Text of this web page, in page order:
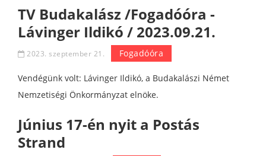
TV Budakalász /Fogadóóra -
Lávinger Ildikó / 2023.09.21.
2023. szeptember 21. Fogadóóra
Vendégünk volt: Lávinger Ildikó, a Budakalászi Német
Nemzetiségi Önkormányzat elnöke.
Június 17-én nyit a Postás
Strand